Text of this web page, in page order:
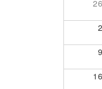
26
2
9
16